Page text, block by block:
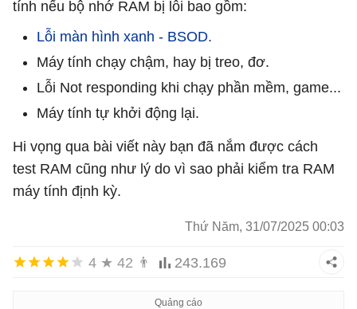
tính nếu bộ nhớ RAM bị lỗi bao gồm:
Lỗi màn hình xanh - BSOD.
Máy tính chạy chậm, hay bị treo, đơ.
Lỗi Not responding khi chạy phần mềm, game...
Máy tính tự khởi động lại.
Hi vọng qua bài viết này bạn đã nắm được cách
test RAM cũng như lý do vì sao phải kiểm tra RAM
máy tính định kỳ.
Thứ Năm, 31/07/2025 00:03
4 ★ 42 👨 243.169